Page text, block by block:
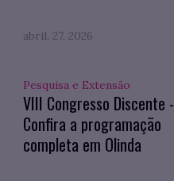
abril. 27, 2026
Pesquisa e Extensão
VIII Congresso Discente -
Confira a programação
completa em Olinda